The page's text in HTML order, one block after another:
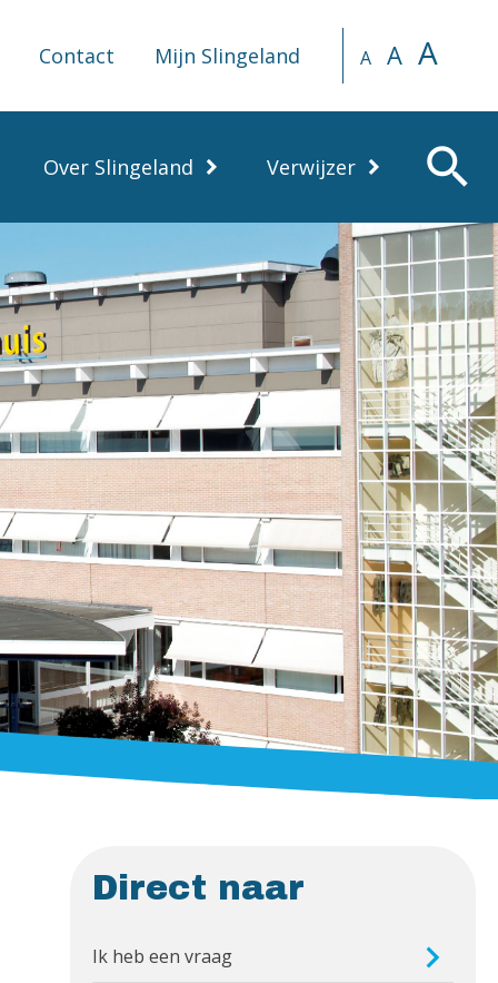
Contact Mijn Slingeland A A A
Over Slingeland Verwijzer search
Direct naar
Ik heb een vraag